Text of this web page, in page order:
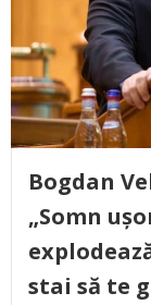
Bogdan
„Somn
stai să te